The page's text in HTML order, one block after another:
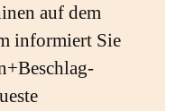
auf dem
informiert Sie